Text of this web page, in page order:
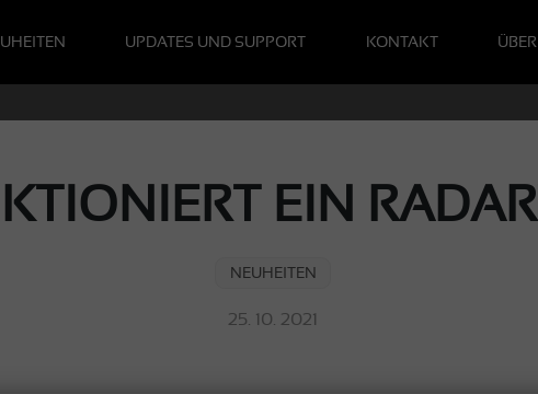
UPDATES UND SUPPORT KONTAKT
EIN
NEUHEITEN
25. 10. 2021